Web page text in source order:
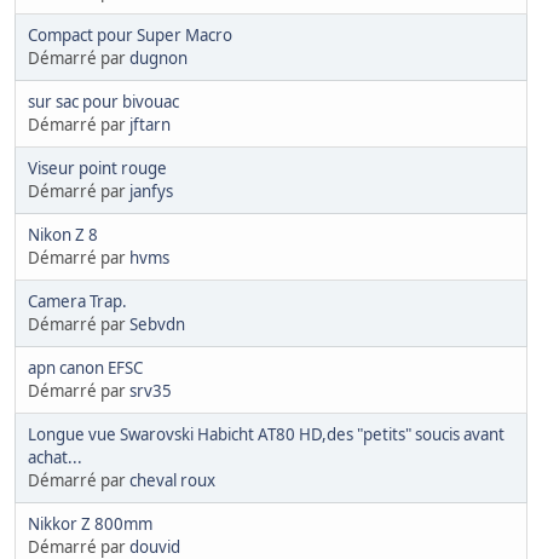
Compact pour Super Macro
Démarré pardugnon
sur sac pour bivouac
Démarré par jftarn
Viseur point rouge
Démarré par janfys
Nikon Z 8
Démarré par hvms
Camera Trap.
Démarré parSebvdn
apn canon EFSC
Démarré parsrv35
Longue vue Swarovski Habicht AT80 HD,des "petits" soucis avant
achat...
Démarré parcheval roux
Nikkor Z 800mm
Démarré pardouvid